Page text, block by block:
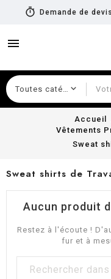
timer Demande de
menu
Accueil
Vêtements
Sweat
Sweat shirts de
Aucun produit
Restez à l'écoute !
fur et à